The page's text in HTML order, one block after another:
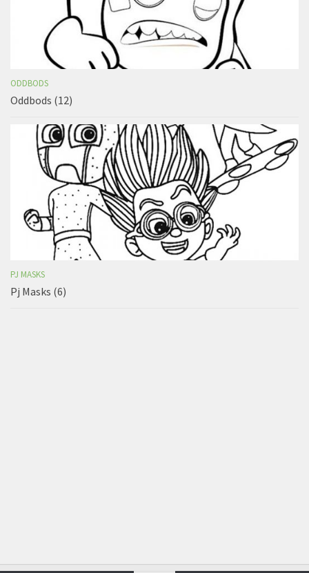
ODDBODS
Oddbods (12)
PJ MASKS
Pj Masks (6)